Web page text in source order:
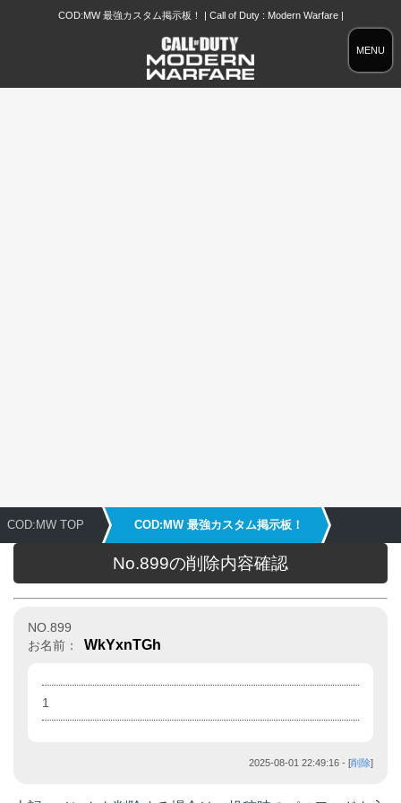
MENU
COD:MW 最強カスタム掲示板！ | Call of Duty : Modern Warfare |
COD:MW TOP COD:MW 最強カスタム掲示板！
No.899の削除内容確認
NO.899
お名前：
WkYxnTGh
1
2025-08-01 22:49:16 - [削除]